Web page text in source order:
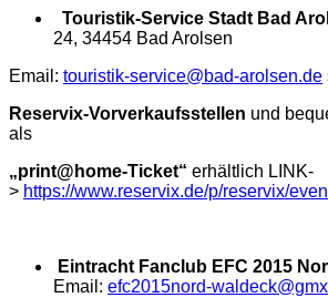
Touristik-Service Stadt Bad
24, 34454 Bad Arolsen
Email: touristik-service@bad-arolsen.de
Reservix-Vorverkaufsstellen und
als
„print@home-Ticket“ erhältlich LINK-
> https://www.reservix.de/p/reservix/
Eintracht Fanclub EFC 2015
Email: efc2015nord-